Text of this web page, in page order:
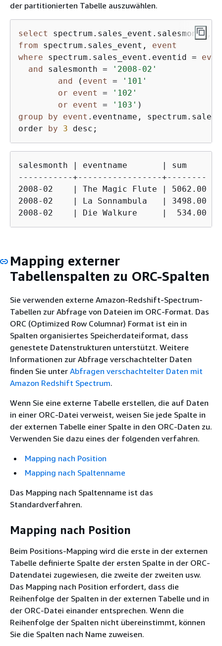
der partitionierten Tabelle auszuwählen.
select spectrum.sales_event.salesmonth,
from spectrum.sales_event, event
where spectrum.sales_event.eventid =
and salesmonth =
'2008-02'
and ( event =
'101'
or
event =
'102'
or
event = '103'
group
by event .eventname,
order by 3 desc;
salesmonth | eventname       | sum
-----------+-----------------+--------
2008-02    | The Magic Flute | 5062.00
2008-02    | La Sonnambula   | 3498.00
2008-02    | Die Walkure     |  534.00
Mapping externer
Tabellenspalten zu ORC-Spalten
Sie verwenden externe Amazon-Redshift-Spectrum-
Tabellen zur Abfrage von Dateien im ORC-Format. Das
ORC (Optimized Row Columnar) Format ist ein in
Spalten organisiertes Speicherdateiformat, dass
genestete Datenstrukturen unterstützt. Weitere
Informationen zur Abfrage verschachtelter Daten
finden Sie unter Abfragen verschachtelter Daten mit
Amazon Redshift Spectrum.
Wenn Sie eine externe Tabelle erstellen, die auf Daten
in einer ORC-Datei verweist, weisen Sie jede Spalte in
der externen Tabelle einer Spalte in den ORC-Daten zu.
Verwenden Sie dazu eines der folgenden verfahren.
Mapping nach Position
Mapping nach Spaltenname
Das Mapping nach Spaltenname ist das
Standardverfahren.
Mapping nach Position
Beim Positions-Mapping wird die erste in der externen
Tabelle definierte Spalte der ersten Spalte in der ORC-
Datendatei zugewiesen, die zweite der zweiten usw.
Das Mapping nach Position erfordert, dass die
Reihenfolge der Spalten in der externen Tabelle und in
der ORC-Datei einander entsprechen. Wenn die
Reihenfolge der Spalten nicht übereinstimmt, können
Sie die Spalten nach Name zuweisen.